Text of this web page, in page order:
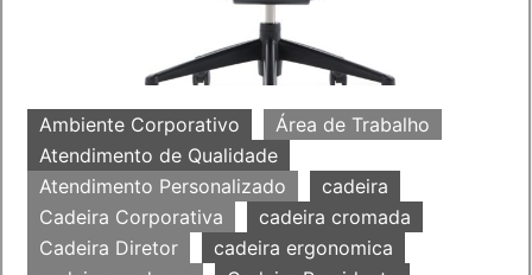
Ambiente Corporativo
Área de Trabalho
Atendimento de Qualidade
Atendimento Personalizado
cadeira
Cadeira Corporativa
cadeira cromada
Cadeira Diretor
cadeira ergonomica